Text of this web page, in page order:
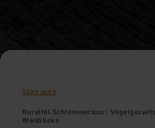
Startseite
Rureifel Schlemmertour:
Weitblicke